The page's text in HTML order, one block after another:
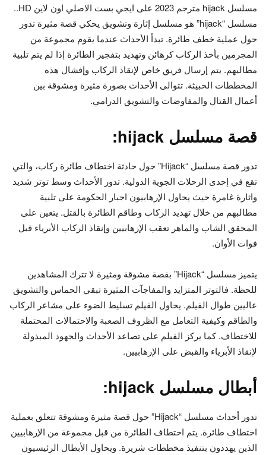
مسلسل hijack مترجم 2023 على ايجي بست الاصلي اون لاين HD..
مسلسل “hijack” هو مسلسل إثارة وتشويق يحكي قصة مثيرة تدور
حول عملية خطف طائرة. تبدأ الأحداث عندما يقوم مجموعة من
المجرمين بأخذ الركاب كرهائن وتهديد بتفجير الطائرة إذا لم يتم تلبية
مطالبهم. يتم إرسال فريق خاص لإنقاذ الركاب وإفشال هذه
المخططات الخبيثة. تتوالى الأحداث بصورة مثيرة ومشوقة بين
أعمال القتال والمفاوضات والتشويق الدرامي.
قصة مسلسل hijack:
تدور قصة مسلسل “Hijack” حول حادثة اختطاف طائرة ركاب، والتي
تقع في إحدى الرحلات الجوية الدولية. تدور الأحداث وسط توتر شديد
واثارة غامرة حيث يحاول الإرهابيون اجبار الحكومة على تلبية
مطالبهم من خلال تهديد الركاب وطاقم الطائرة بالقتل. يتعين على
المحقق الشاب والماهر تعقب الإرهابيين وإنقاذ الركاب الأبرياء قبل
فوات الأوان.
يتميز مسلسل “Hijack” بقصة مشوقة ومثيرة لا تترك المشاهدين
للحظة. فالتوتر المتزايد والمفاجآت المثيرة تبقي الحماس والتشويق
عاليين طوال الفيلم. يحاول الفيلم تسليط الضوء على مشاعر الركاب
والطاقم وكيفية التعامل مع الظروف الصعبة والاحتمالات المحتملة
للاختطاف. كما يركز الفيلم على تصاعد الأحداث والجهود المبذولة
لإنقاذ الأبرياء والقبض على الإرهابيين.
أبطال مسلسل hijack:
تدور أحداث مسلسل “Hijack” حول قصة مثيرة ومشوقة تتعلق بعملية
اختطاف طائرة. يتم اختطاف الطائرة من قبل مجموعة من الإرهابيين
الذين يهددون بتنفيذ مخططات شريرة. ويحاول الأبطال الرئيسيون